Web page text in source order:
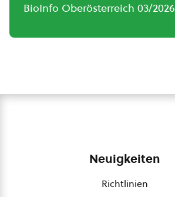
BioInfo Oberösterreich 03/2026
Neuigkeiten
Richtlinien